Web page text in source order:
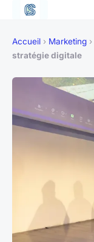
Accueil › Marketing ›
stratégie digitale